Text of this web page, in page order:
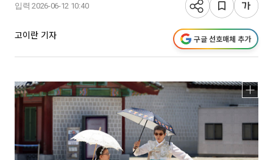
입력 2026-06-12 10:40
고이란 기자 구글 선호매체 추가